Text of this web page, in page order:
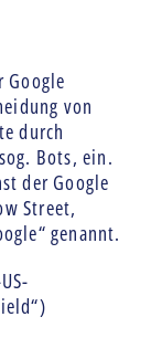
von
durch
Bots, ein.
der Google
Street,
genannt.